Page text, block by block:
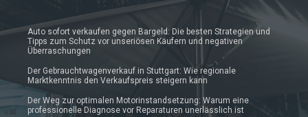
Auto sofort verkaufen gegen Bargeld: Die besten Strategien und
Tipps zum Schutz vor unseriösen Käufern und negativen
Überraschungen
Der Gebrauchtwagenverkauf in Stuttgart: Wie regionale
Marktkenntnis den Verkaufspreis steigern kann
Der Weg zur optimalen Motorinstandsetzung: Warum eine
professionelle Diagnose vor Reparaturen unerlässlich ist